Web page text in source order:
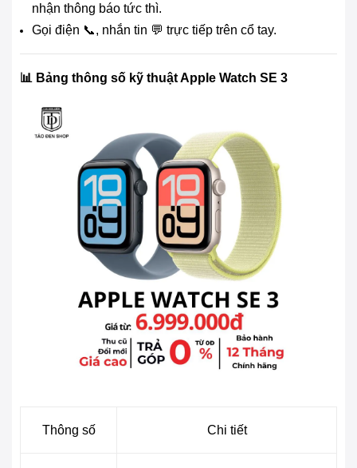
nhận thông báo tức thì.
Gọi điện 📞, nhắn tin 💬 trực tiếp trên cổ tay.
📊 Bảng thông số kỹ thuật Apple Watch SE 3
Thông số Chi tiết